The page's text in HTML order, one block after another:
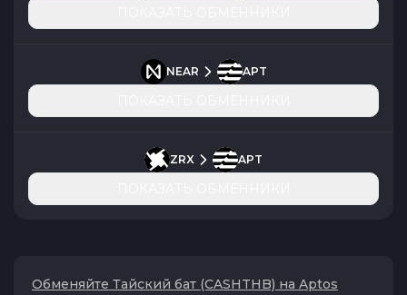
NEAR APT
ZRX APT
Обменяйте Тайский бат (CASHTHB) на Aptos